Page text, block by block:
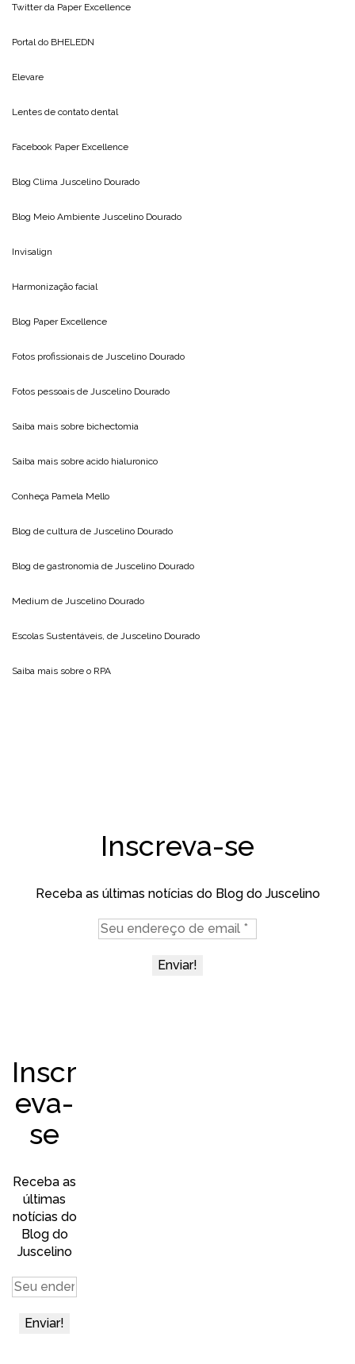
Twitter da Paper Excellence
Portal do BHELEDN
Elevare
Lentes de contato dental
Facebook Paper Excellence
Blog Clima Juscelino Dourado
Blog Meio Ambiente Juscelino Dourado
Invisalign
Harmonização facial
Blog Paper Excellence
Fotos profissionais de Juscelino Dourado
Fotos pessoais de Juscelino Dourado
Saiba mais sobre bichectomia
Saiba mais sobre acido hialuronico
Conheça Pamela Mello
Blog de cultura de Juscelino Dourado
Blog de gastronomia de Juscelino Dourado
Medium de Juscelino Dourado
Escolas Sustentáveis, de Juscelino Dourado
Saiba mais sobre o RPA
Inscreva-se
Receba as últimas notícias do Blog do Juscelino
Inscr
eva-
se
Receba as
últimas
notícias do
Blog do
Juscelino